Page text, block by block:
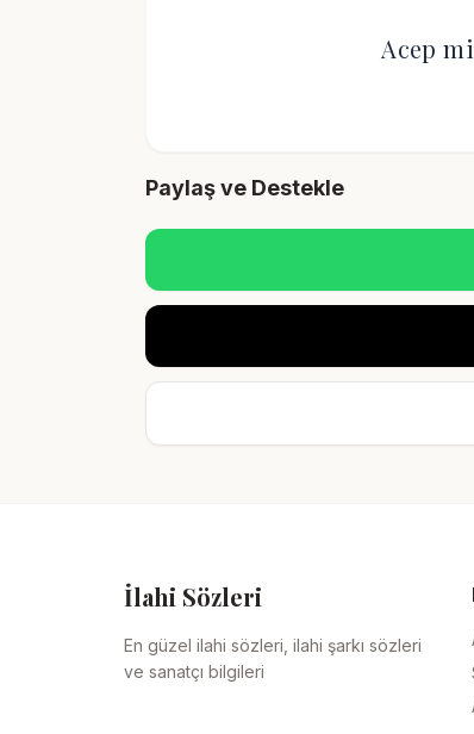
Acep
Paylaş ve Destekle
İlahi Sözleri
En güzel ilahi sözleri, ilahi şarkı sözleri
ve sanatçı bilgileri